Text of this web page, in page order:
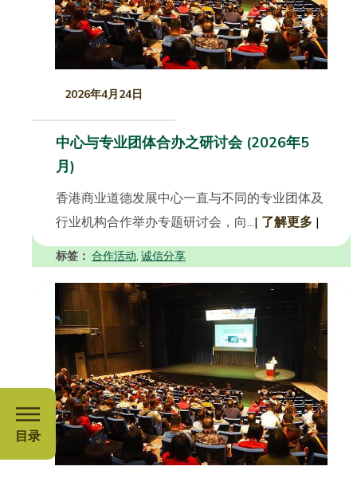
目录
2026年4月24日
中心与专业团体合办之研讨会 (2026年5
月)
香港商业道德发展中心一直与不同的专业团体及
行业机构合作举办专题研讨会，向...| 了解更多 |
标签： 合作活动, 诚信分享